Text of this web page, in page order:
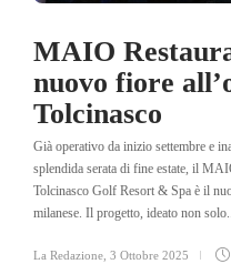
MAIO
nuovo fiore
Tolcinasco
Già operativo da inizio settembre e
splendida serata di fine estate, il
Tolcinasco Golf Resort & Spa è il
milanese. Il progetto, ideato non
La Redazione, 3 Ottobre 2025